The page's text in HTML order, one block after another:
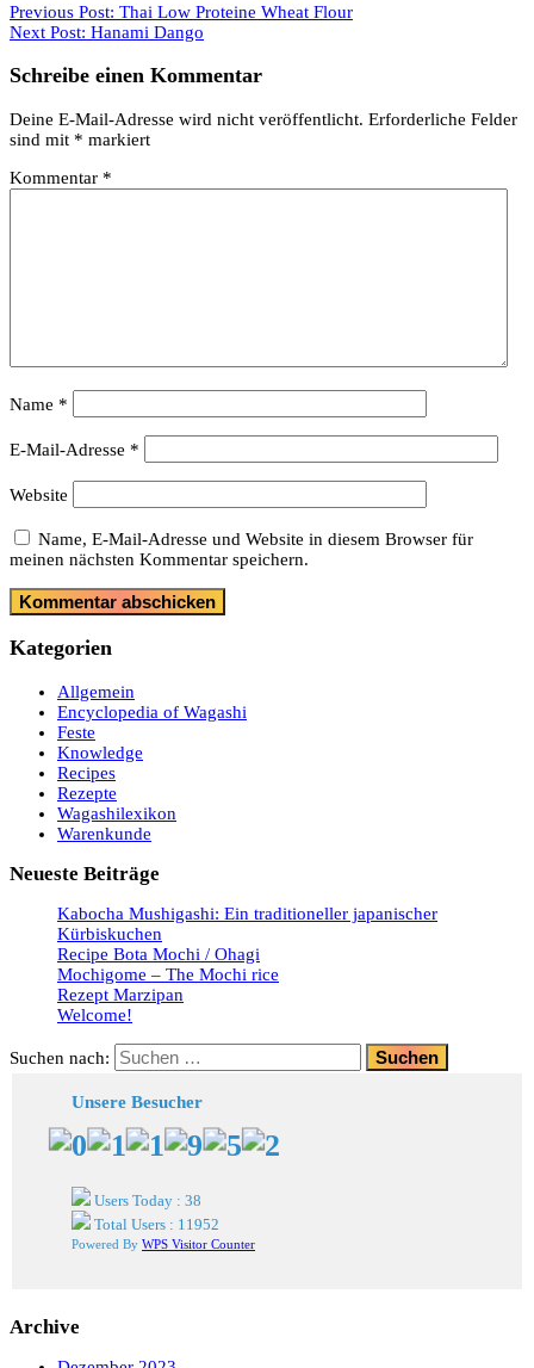
Previous Post: Thai Low Proteine Wheat Flour
Next Post: Hanami Dango
Schreibe einen Kommentar
Deine E-Mail-Adresse wird nicht veröffentlicht. Erforderliche Felder
sind mit * markiert
Kommentar *
Name *
E-Mail-Adresse *
Website
Name, E-Mail-Adresse und Website in diesem Browser für
meinen nächsten Kommentar speichern.
Kategorien
Allgemein
Encyclopedia of Wagashi
Feste
Knowledge
Recipes
Rezepte
Wagashilexikon
Warenkunde
Neueste Beiträge
Kabocha Mushigashi: Ein traditioneller japanischer
Kürbiskuchen
Recipe Bota Mochi / Ohagi
Mochigome – The Mochi rice
Rezept Marzipan
Welcome!
Suchen nach:
Unsere Besucher
Users Today : 38
Total Users : 11952
Powered By WPS Visitor Counter
Archive